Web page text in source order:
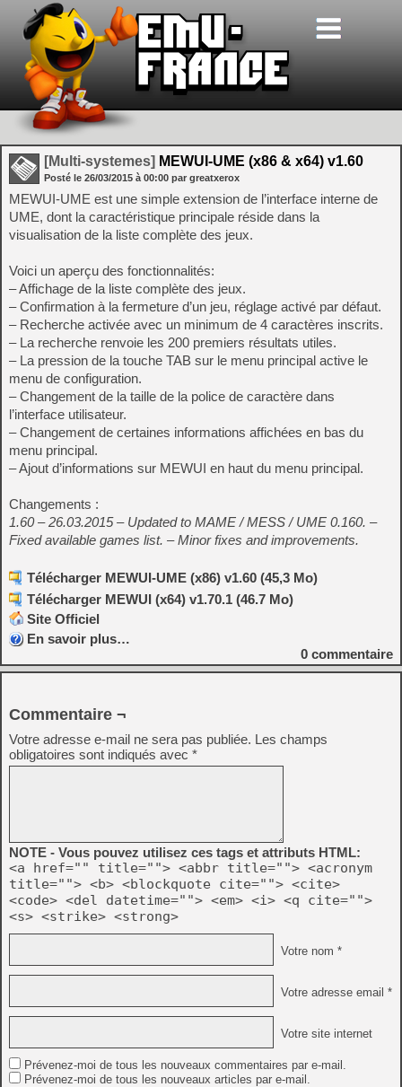
[Multi-systemes] MEWUI-UME (x86 & x64) v1.60
Posté le 26/03/2015 à 00:00 par greatxerox
MEWUI-UME est une simple extension de l’interface interne de
UME, dont la caractéristique principale réside dans la
visualisation de la liste complète des jeux.
Voici un aperçu des fonctionnalités:
– Affichage de la liste complète des jeux.
– Confirmation à la fermeture d’un jeu, réglage activé par défaut.
– Recherche activée avec un minimum de 4 caractères inscrits.
– La recherche renvoie les 200 premiers résultats utiles.
– La pression de la touche TAB sur le menu principal active le
menu de configuration.
– Changement de la taille de la police de caractère dans
l’interface utilisateur.
– Changement de certaines informations affichées en bas du
menu principal.
– Ajout d’informations sur MEWUI en haut du menu principal.
Changements :
1.60 – 26.03.2015 – Updated to MAME / MESS / UME 0.160. –
Fixed available games list. – Minor fixes and improvements.
Télécharger MEWUI-UME (x86) v1.60 (45,3 Mo)
Télécharger MEWUI (x64) v1.70.1 (46.7 Mo)
Site Officiel
En savoir plus…
0 commentaire
Commentaire ¬
Votre adresse e-mail ne sera pas publiée. Les champs
obligatoires sont indiqués avec *
NOTE - Vous pouvez utilisez ces tags et attributs HTML:
<a href="" title=""> <abbr title=""> <acronym
title=""> <b> <blockquote cite=""> <cite>
<code> <del datetime=""> <em> <i> <q cite="">
<s> <strike> <strong>
Votre nom *
Votre adresse email *
Votre site internet
Prévenez-moi de tous les nouveaux commentaires par e-mail.
Prévenez-moi de tous les nouveaux articles par e-mail.